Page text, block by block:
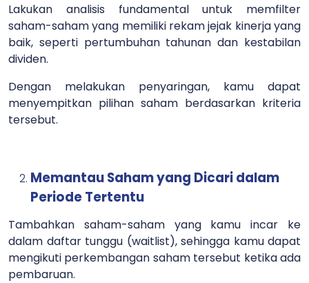
Lakukan analisis fundamental untuk memfilter
saham-saham yang memiliki rekam jejak kinerja yang
baik, seperti pertumbuhan tahunan dan kestabilan
dividen.
Dengan melakukan penyaringan, kamu dapat
menyempitkan pilihan saham berdasarkan kriteria
tersebut.
Memantau Saham yang Dicari dalam
Periode Tertentu
Tambahkan saham-saham yang kamu incar ke
dalam daftar tunggu (waitlist), sehingga kamu dapat
mengikuti perkembangan saham tersebut ketika ada
pembaruan.